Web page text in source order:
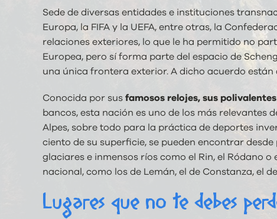
Sede de diversas entidades e instituciones
Europa, la FIFA y la UEFA, entre otras, la
relaciones exteriores, lo que le ha permitido no
Europea, pero sí forma parte del espacio de
una única frontera exterior. A dicho acuerdo están
Conocida por sus famosos relojes, sus
bancos, esta nación es uno de los más relevantes
Alpes, sobre todo para la práctica de deportes
ciento de su superficie, se pueden encontrar
glaciares e inmensos ríos como el Rin, el Ródano
nacional, como los de Lemán, el de Constanza, el
Lugares que no te debes